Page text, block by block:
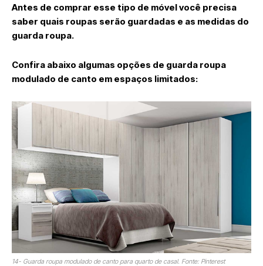
Antes de comprar esse tipo de móvel você precisa
saber quais roupas serão guardadas e as medidas do
guarda roupa.
Confira abaixo algumas opções de guarda roupa
modulado de canto em espaços limitados:
14- Guarda roupa modulado de canto para quarto de casal. Fonte: Pinterest